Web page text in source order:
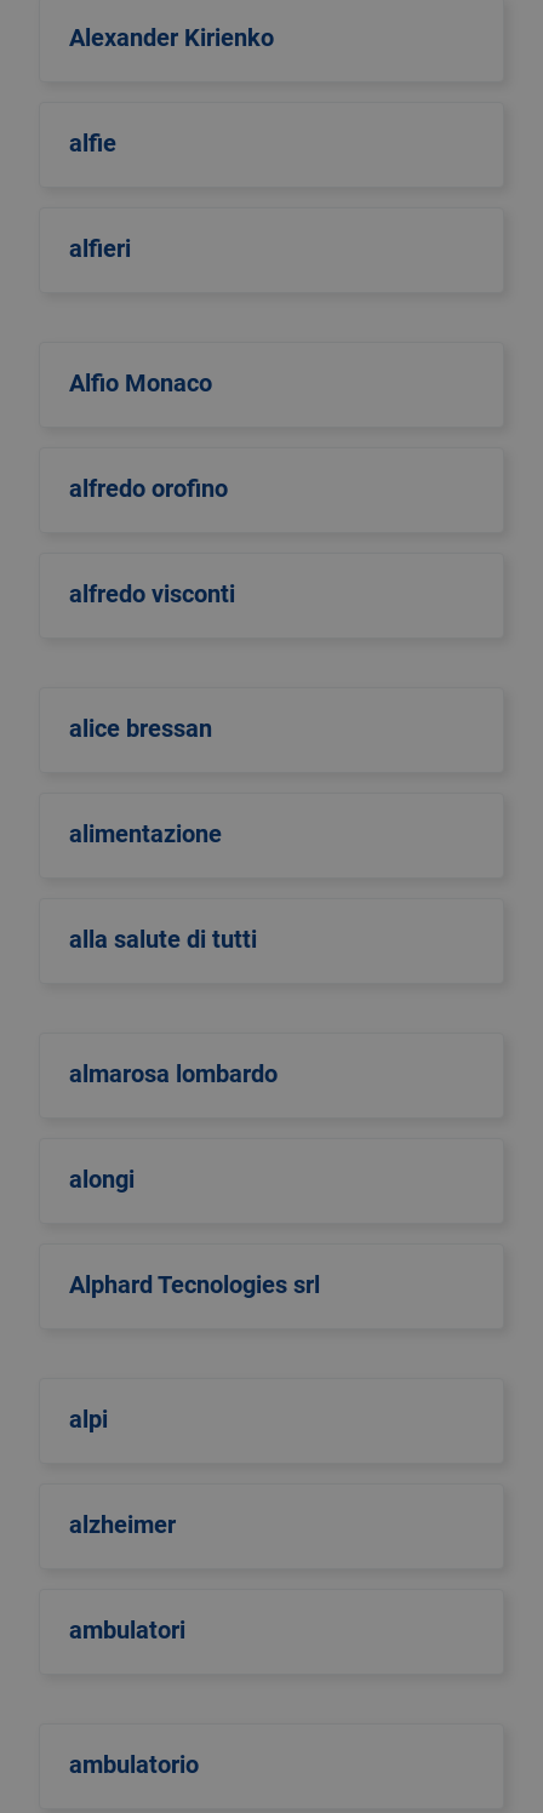
Alexander Kirienko
alfie
alfieri
Alfio Monaco
alfredo orofino
alfredo visconti
alice bressan
alimentazione
alla salute di tutti
almarosa lombardo
alongi
Alphard Tecnologies srl
alpi
alzheimer
ambulatori
ambulatorio